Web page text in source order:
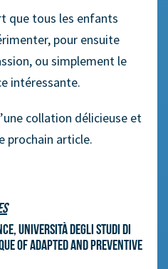
que tous les enfants
pour ensuite
ou simplement le
intéressante.
collation délicieuse et
prochain article.
Università degli Studi di
of adapted and preventive